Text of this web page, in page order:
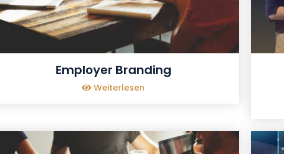
Employer Branding
Weiterlesen